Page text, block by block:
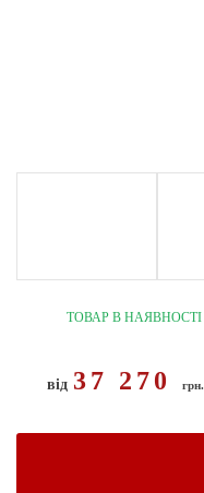
ТОВАР В НАЯВНОСТІ
від 37 270грн.